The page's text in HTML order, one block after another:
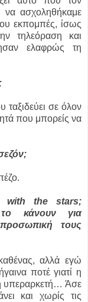
να ασχοληθήκαμε
εκπομπές, ίσως
τηλεόραση και
ελαφρώς τη
σε όλον
που μπορείς να
with the stars;
το κάνουν για
τους
αλλά εγώ
ποτέ γιατί η
υπεραρκετή… Άσε
και χωρίς τις